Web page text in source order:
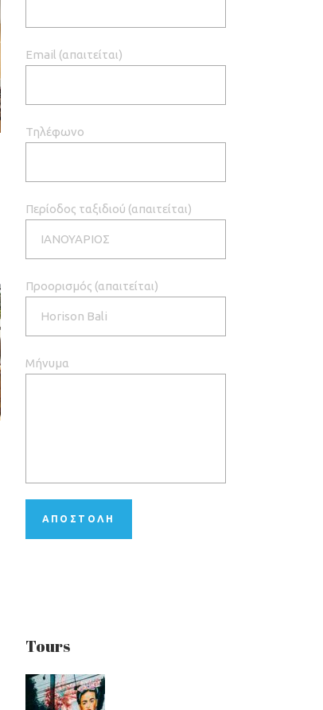
Email (απαιτείται)
Τηλέφωνο
Περίοδος ταξιδιού (απαιτείται)
Προορισμός (απαιτείται)
Μήνυμα
Tours